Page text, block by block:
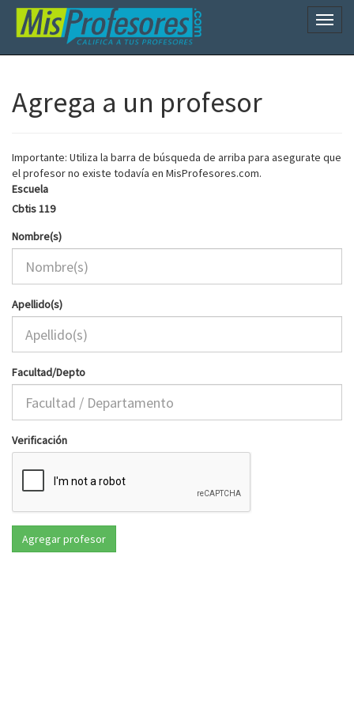
Agrega a un profesor
Importante: Utiliza la barra de búsqueda de arriba para asegurate que
el profesor no existe todavía en MisProfesores.com.
Escuela
Cbtis 119
Nombre(s)
Apellido(s)
Facultad/Depto
Verificación